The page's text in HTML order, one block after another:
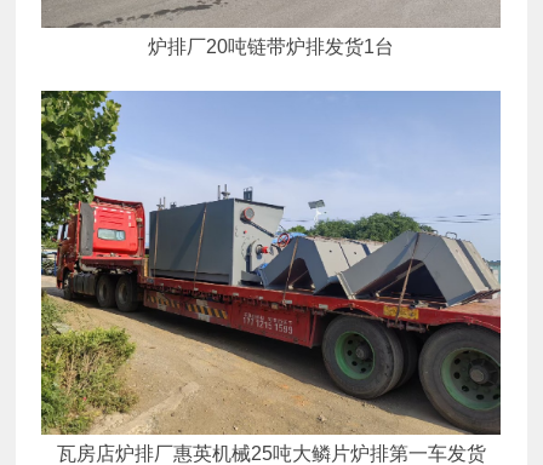
炉排厂20吨链带炉排发货1台
瓦房店炉排厂惠英机械25吨大鳞片炉排第一车发货